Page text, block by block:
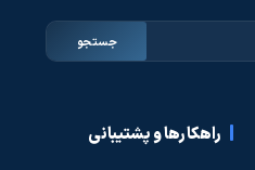
جستجو
راهکارها و پشتیبانی